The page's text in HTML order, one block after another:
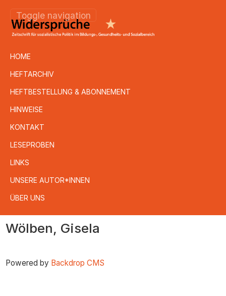
Toggle navigation
HOME
HEFTARCHIV
HEFTBESTELLUNG & ABONNEMENT
HINWEISE
KONTAKT
LESEPROBEN
LINKS
UNSERE AUTOR*INNEN
ÜBER UNS
zum
Wölben, Gisela
Powered by Backdrop CMS